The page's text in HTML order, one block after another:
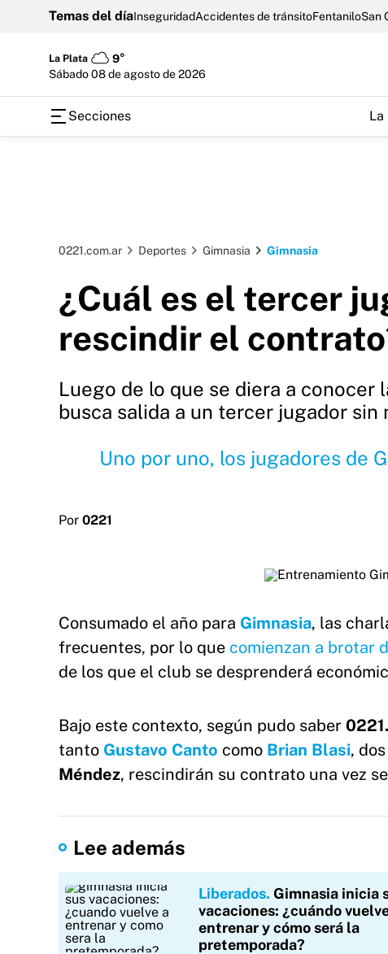
Temas del díaInseguridadAccidentes de tránsitoFentaniloSan
La Plata
9°
sábado 08 de agosto de 2026
Secciones La
0221.com.ar Deportes Gimnasia Gimnasia
¿Cuál es el tercer
rescindir el
Luego de lo que se diera a conocer
busca salida a un tercer jugador sin
Uno por uno, los jugadores de
Por 0221
Consumado el año para Gimnasia, las
frecuentes, por lo que comienzan a brotar
de los que el club se desprenderá
Bajo este contexto, según pudo saber
tanto Gustavo Canto como Brian Blasi,
Méndez, rescindirán su contrato una vez
Lee además
Liberados Gimnasia inicia
vacaciones: ¿cuándo
entrenar y cómo será la
pretemporada?